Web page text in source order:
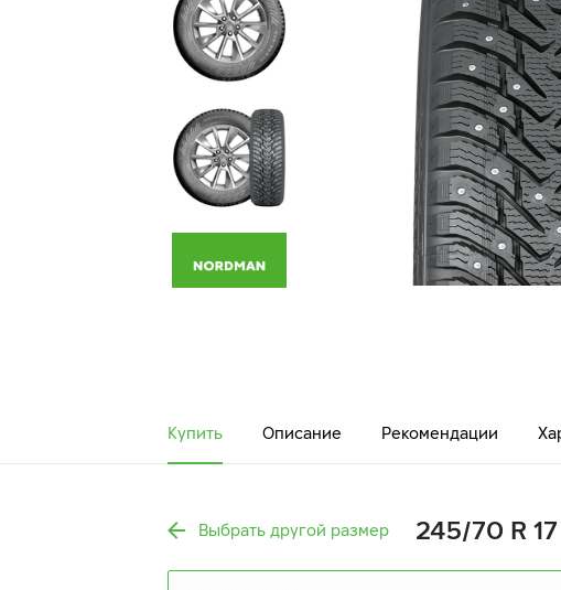
Купить Описание Рекомендации
Выбрать другой размер 245/70 R